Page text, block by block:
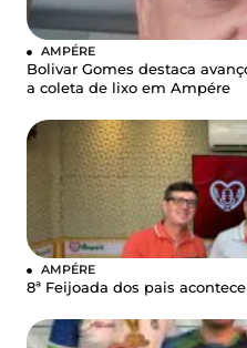
AMPÉRE
Bolivar Gomes destaca
a coleta de lixo em Ampére
AMPÉRE
8ª Feijoada dos pais